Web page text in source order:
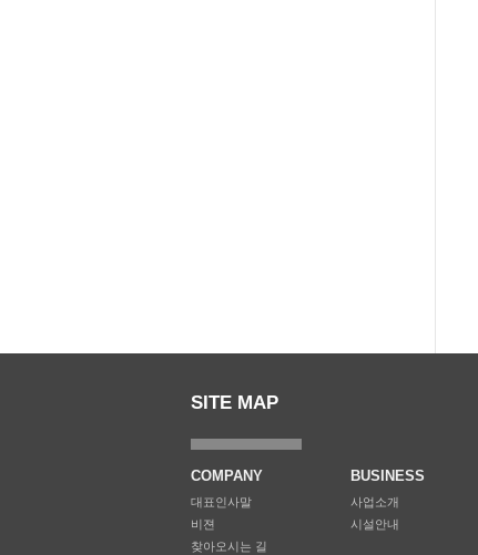
SITE MAP
COMPANY
대표인사말
비젼
찾아오시는 길
BUSINESS
사업소개
시설안내